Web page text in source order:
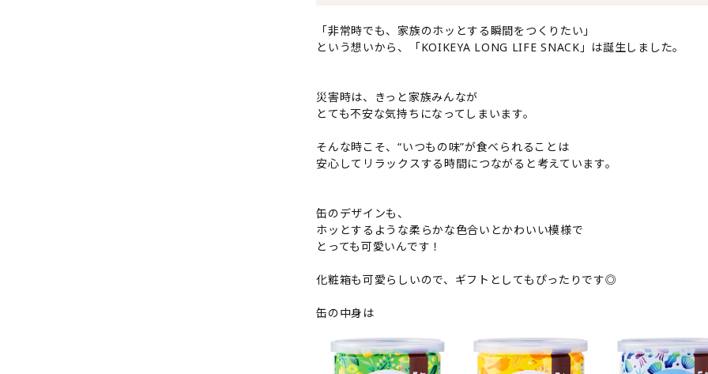
「非常時でも、家族のホッとする瞬間をつくりたい」
という想いから、「KOIKEYA LONG LIFE SNACK」は誕生しました。
災害時は、きっと家族みんなが
とても不安な気持ちになってしまいます。
そんな時こそ、“いつもの味”が食べられることは
安心してリラックスする時間につながると考えています。
缶のデザインも、
ホッとするような柔らかな色合いとかわいい模様で
とっても可愛いんです！
化粧箱も可愛らしいので、ギフトとしてもぴったりです◎
缶の中身は